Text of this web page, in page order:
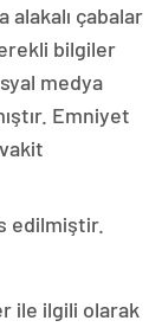
çabalar
bilgiler
medya
Emniyet
edilmiştir.
ile ilgili olarak